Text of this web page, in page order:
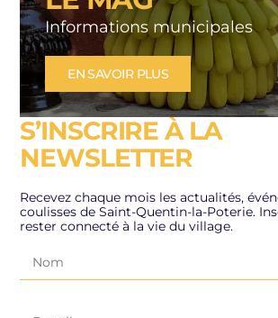
Informations municipales
EN SAVOIR PLUS
S’INSCRIRE À LA
NEWSLETTER
Recevez chaque mois les actualités,
coulisses de Saint-Quentin-la-Poterie.
rester connecté à la vie du village.